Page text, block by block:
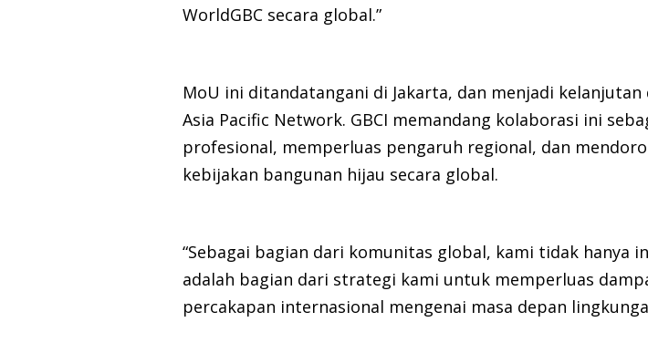
WorldGBC secara global.”
MoU ini ditandatangani di Jakarta, dan menjadi
Asia Pacific Network. GBCI memandang kolaborasi ini
profesional, memperluas pengaruh regional, dan
kebijakan bangunan hijau secara global.
“Sebagai bagian dari komunitas global, kami tidak
adalah bagian dari strategi kami untuk memperluas
percakapan internasional mengenai masa depan